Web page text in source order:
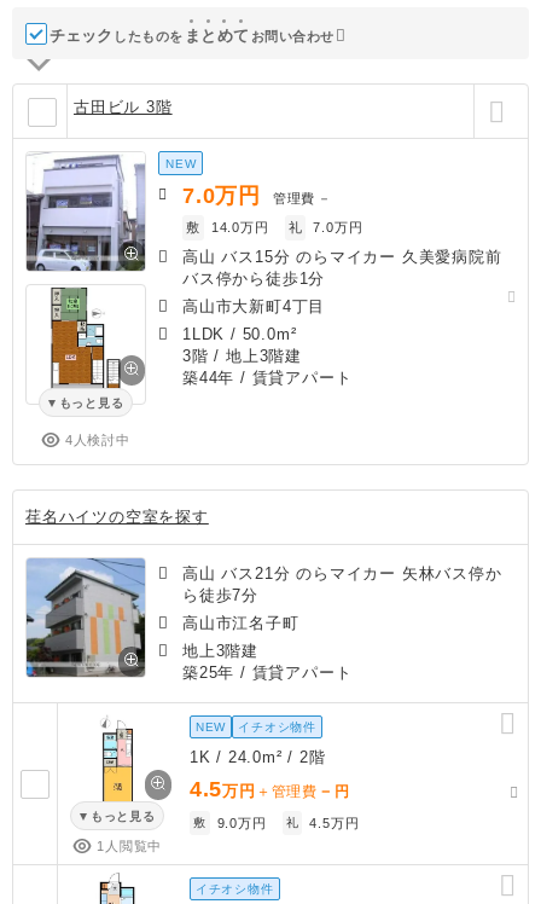
チェック したものを ま と めて お問い合わせ
古田ビル 3階
もっと見る
4人検討中
NEW
7.0万円 管理費 －
敷
14.0万円 礼 7.0万円
高山 バス15分 のらマイカー 久美愛病院前
バス停から徒歩1分
高山市大新町4丁目
1LDK / 50.0m²
3階 / 地上3階建
築44年 / 賃貸アパート
荏名ハイツの空室を探す
高山 バス21分 のらマイカー 矢林バス停か
ら徒歩7分
高山市江名子町
地上3階建
築25年 / 賃貸アパート
もっと見る
1人閲覧中
NEW イチオシ物件
1K / 24.0m² / 2階
4.5万円 ＋管理費 － 円
敷 9.0万円 礼 4.5万円
イチオシ物件